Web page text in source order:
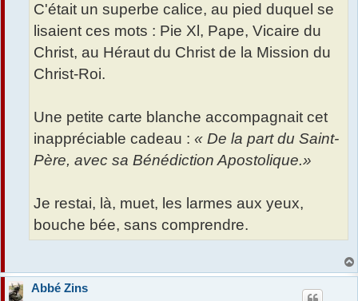
C'était un superbe calice, au pied duquel se
lisaient ces mots : Pie Xl, Pape, Vicaire du
Christ, au Héraut du Christ de la Mission du
Christ-Roi.
Une petite carte blanche accompagnait cet
inappréciable cadeau : « De la part du Saint-
Père, avec sa Bénédiction Apostolique.»
Je restai, là, muet, les larmes aux yeux,
bouche bée, sans comprendre.
Abbé Zins